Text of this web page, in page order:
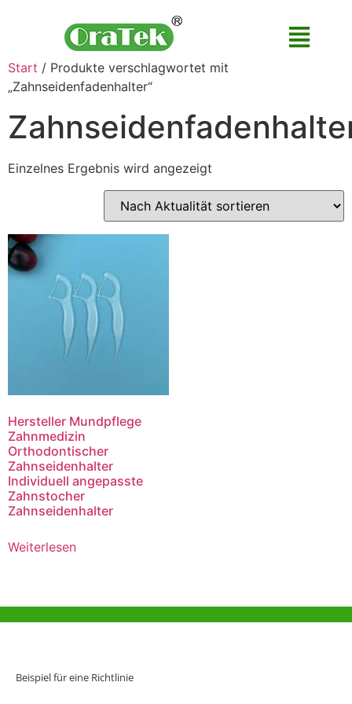
Start / Produkte verschlagwortet mit
„Zahnseidenfadenhalter“
Einzelnes Ergebnis wird angezeigt
Hersteller Mundpflege
Zahnmedizin
Orthodontischer
Zahnseidenhalter
Individuell angepasste
Zahnstocher
Zahnseidenhalter
Weiterlesen
Beispiel für eine Richtlinie
Büro Hongkong